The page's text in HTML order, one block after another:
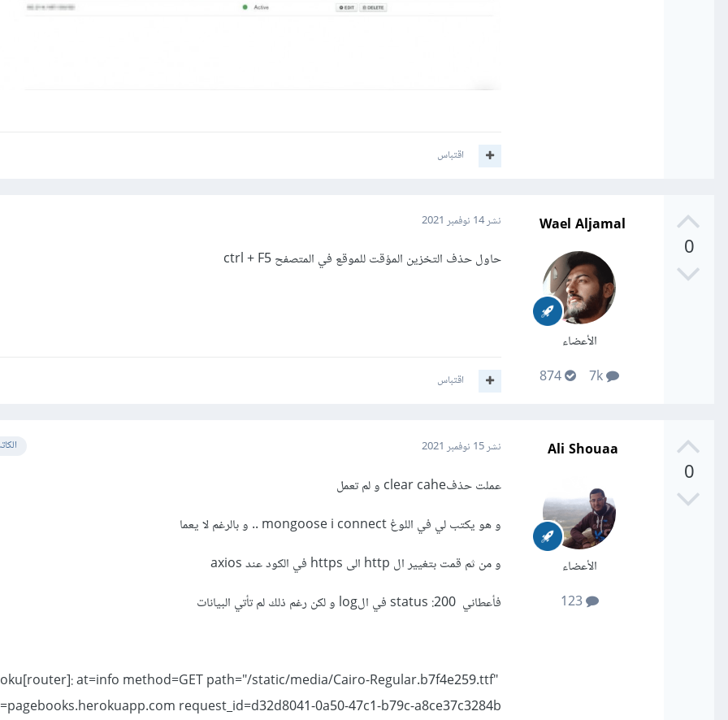
اقتباس
0
Wael Aljamal
الأعضاء
نشر14 نوفمبر 2021
حاول حذف التخزين المؤقت للموقع في المتصفح ctrl + F5
اقتباس
0
Ali Shouaa
الأعضاء
123
نشر15 نوفمبر 2021
عملت حذفclear cahe و لم تعمل
و هو يكتب لي في اللوغ mongoose i connect .. و بالرغم لا يعما
و من ثم قمت بتغيير ال http الى https في الكود عند axios
فأعطاني status :200 في الlog و لكن رغم ذلك لم تأتي البيانات
at=info method=GET path="/static/media/Cairo-Regular.b7f4e259.ttf"
request_id=d32d8041-0a50-47c1-b79c-a8ce37c3284b